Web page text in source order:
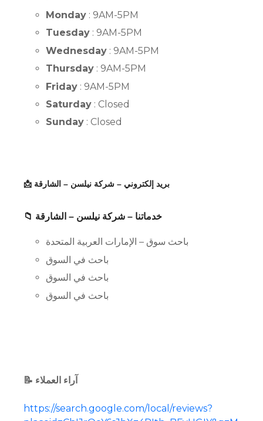
Monday : 9AM-5PM
Tuesday : 9AM-5PM
Wednesday : 9AM-5PM
Thursday : 9AM-5PM
Friday : 9AM-5PM
Saturday : Closed
Sunday : Closed
📩 بريد إلكتروني – شركة نيلسن – الشارقة
📁 خدماتنا – شركة نيلسن – الشارقة
باحث سوق – الإمارات العربية المتحدة
باحث في السوق
باحث في السوق
باحث في السوق
📝 آراء العملاء
https://search.google.com/local/reviews?